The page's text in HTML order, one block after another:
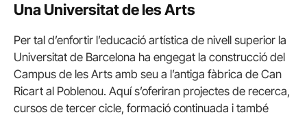
Una Universitat de les Arts
Per tal d’enfortir l’educació artística de nivell superior la
Universitat de Barcelona ha engegat la construcció del
Campus de les Arts amb seu a l’antiga fàbrica de Can
Ricart al Poblenou. Aquí s’oferiran projectes de recerca,
cursos de tercer cicle, formació continuada i també